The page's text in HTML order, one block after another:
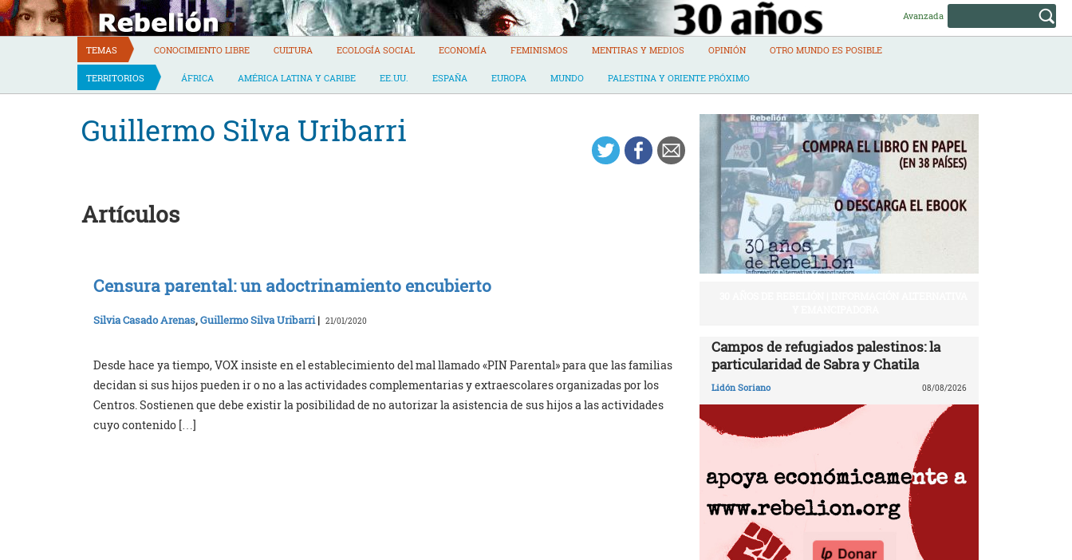
Skip
to
content
Avanzada
TEMAS CONOCIMIENTO LIBRE CULTURA ECOLOGÍA SOCIAL ECONOMÍA FEMINISMOS MENTIRAS Y MEDIOS OPINIÓN OTRO MUNDO ES POSIBLE
TERRITORIOS ÁFRICA AMÉRICA LATINA Y CARIBE EE.UU. ESPAÑA EUROPA MUNDO PALESTINA Y ORIENTE PRÓXIMO
Guillermo Silva Uribarri
Artículos
Censura parental: un adoctrinamiento encubierto
Silvia Casado Arenas,Guillermo Silva Uribarri| 21/01/2020
Desde hace ya tiempo, VOX insiste en el establecimiento del mal llamado «PIN Parental» para que las familias
decidan si sus hijos pueden ir o no a las actividades complementarias y extraescolares organizadas por los
Centros. Sostienen que debe existir la posibilidad de no autorizar la asistencia de sus hijos a las actividades
cuyo contenido […]
Campos de refugiados palestinos: la
particularidad de Sabra y Chatila
Lidón Soriano 08/08/2026